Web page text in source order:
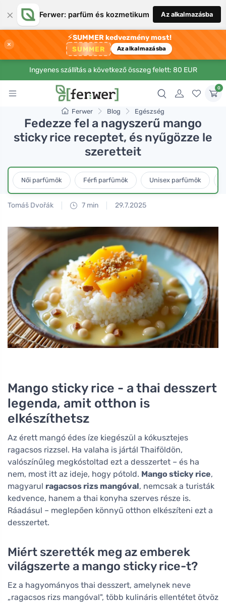
× Ferwer: parfüm és kozmetikum Az alkalmazásba
×
⚡SUMMER kedvezmény most!
SUMMER Az alkalmazásba
Ingyenes szállítás a következő összeg felett: 80 EUR
0
Ferwer Blog Egészség
Fedezze fel a nagyszerű mango
sticky rice receptet, és nyűgözze le
szeretteit
Női parfümök Férfi parfümök Unisex parfümök
Tomáš Dvořák 7 min 29.7.2025
Mango sticky rice - a thai desszert
legenda, amit otthon is
elkészíthetsz
Az érett mangó édes íze kiegészül a kókusztejes
ragacsos rizzsel. Ha valaha is jártál Thaiföldön,
valószínűleg megkóstoltad ezt a desszertet – és ha
nem, most itt az ideje, hogy pótold. Mango sticky rice,
magyarul ragacsos rizs mangóval, nemcsak a turisták
kedvence, hanem a thai konyha szerves része is.
Ráadásul – meglepően könnyű otthon elkészíteni ezt a
desszertet.
Miért szerették meg az emberek
világszerte a mango sticky rice-t?
Ez a hagyományos thai desszert, amelynek neve
„ragacsos rizs mangóval", több kulináris ellentétet ötvöz